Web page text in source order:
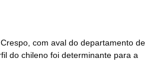
com aval do departamento de
do chileno foi determinante para a